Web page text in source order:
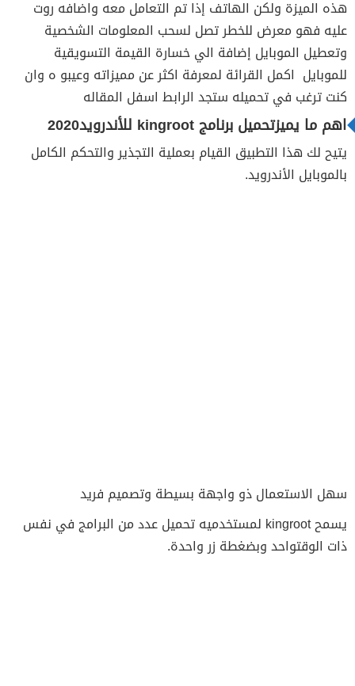
هذه الميزة ولكن الهاتف إذا تم التعامل معه واضافه روت
عليه فهو معرض للخطر تصل لسحب المعلومات الشخصية
وتعطيل الموبايل إضافة الي خسارة القيمة التسويقية
للموبايل اكمل القرائة لمعرفة اكثر عن مميزاته وعيبو ه وان
كنت ترغب في تحميله ستجد الرابط اسفل المقاله
اهم ما يميزتحميل برنامج kingroot للأندرويد2020
يتيح لك هذا التطبيق القيام بعملية التجذير والتحكم الكامل
بالموبايل الأندرويد.
سهل الاستعمال ذو واجهة بسيطة وتصميم فريد
يسمح kingroot لمستخدميه تحميل عدد من البرامج في نفس
ذات الوقتواحد وبضغطة زر واحدة.